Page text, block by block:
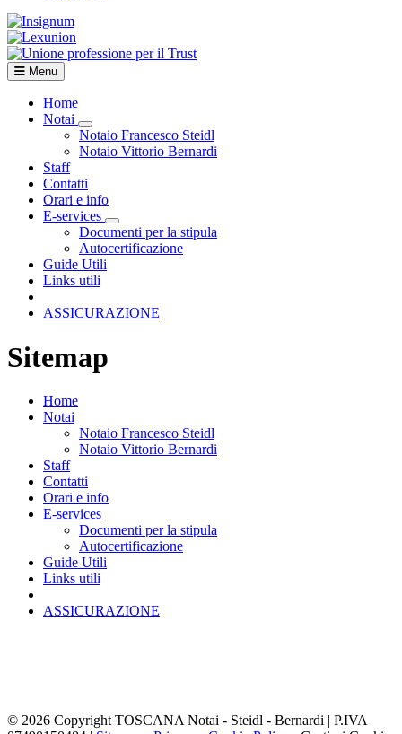
Menu
Home
Notai
Visualizza menù di secondo livello
Notaio Francesco Steidl
Notaio Vittorio Bernardi
Staff
Contatti
Orari e info
E-services
Visualizza menù di secondo livello
Documenti per la stipula
Autocertificazione
Guide Utili
Links utili
ASSICURAZIONE
Sitemap
Home
Notai
Notaio Francesco Steidl
Notaio Vittorio Bernardi
Staff
Contatti
Orari e info
E-services
Documenti per la stipula
Autocertificazione
Guide Utili
Links utili
ASSICURAZIONE
© 2026 Copyright TOSCANA Notai - Steidl - Bernardi | P.IVA